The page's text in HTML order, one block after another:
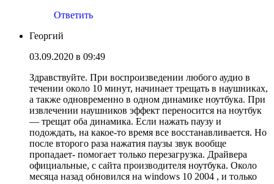
Ответить
Георгий
03.09.2020 в 09:49
Здравствуйте. При воспроизведении любого аудио в
течении около 10 минут, начинает трещать в наушниках,
а также одновременно в одном динамике ноутбука. При
извлечении наушников эффект переносится на ноутбук
— трещат оба динамика. Если нажать паузу и
подождать, на какое-то время все восстанавливается. Но
после второго раза нажатия паузы звук вообще
пропадает- помогает только перезагрузка. Драйвера
официальные, с сайта производителя ноутбука. Около
месяца назад обновился на windows 10 2004 , и только